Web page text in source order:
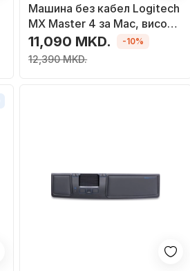
Mашина без кабел Logitech
MX Master 4 за Mac, висок
DPI, бело сребрена
11,090 MKD.
12,390 MKD.
-10%